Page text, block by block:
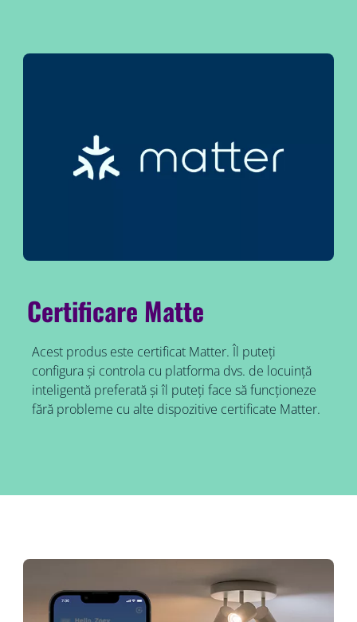
Certificare Matte
Acest produs este certificat Matter. Îl puteți
configura și controla cu platforma dvs. de locuință
inteligentă preferată și îl puteți face să funcționeze
fără probleme cu alte dispozitive certificate Matter.